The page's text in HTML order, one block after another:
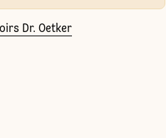
Dr. Oetker